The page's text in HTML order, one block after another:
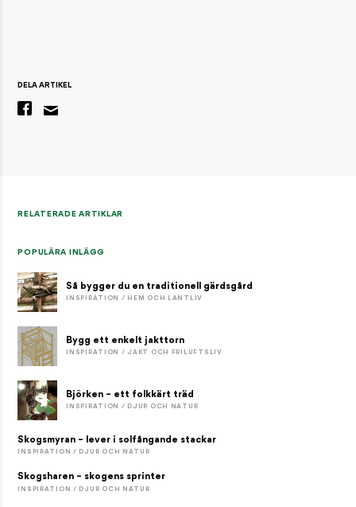
DELA ARTIKEL
RELATERADE ARTIKLAR
POPULÄRA INLÄGG
Så bygger du en traditionell gärdsgård
INSPIRATION / HEM OCH LANTLIV
Bygg ett enkelt jakttorn
INSPIRATION / JAKT OCH FRILUFTSLIV
Björken – ett folkkärt träd
INSPIRATION / DJUR OCH NATUR
Skogsmyran – lever i solfångande stackar
INSPIRATION / DJUR OCH NATUR
Skogsharen – skogens sprinter
INSPIRATION / DJUR OCH NATUR